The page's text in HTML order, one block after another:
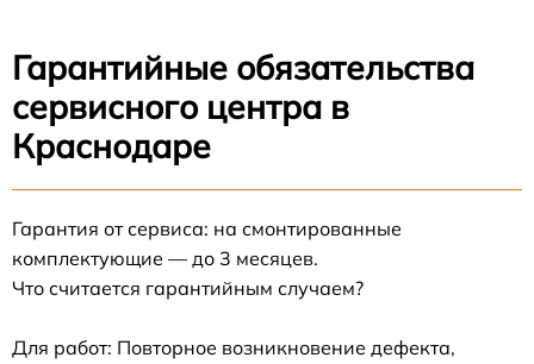
Гарантийные обязательства
сервисного центра в
Краснодаре
Гарантия от сервиса: на смонтированные
комплектующие — до 3 месяцев.
Что считается гарантийным случаем?
Для работ: Повторное возникновение дефекта,